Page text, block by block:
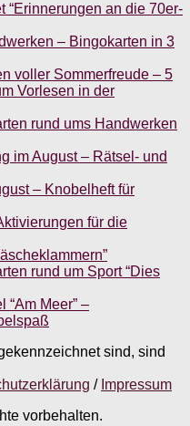
“Erinnerungen an die 70er-
– Bingokarten in 3
voller Sommerfreude – 5
Vorlesen in der
rund ums Handwerken
im August – Rätsel- und
– Knobelheft für
für die
rund um Sport “Dies
“Am Meer” –
sind, sind
/ Impressum
vorbehalten.